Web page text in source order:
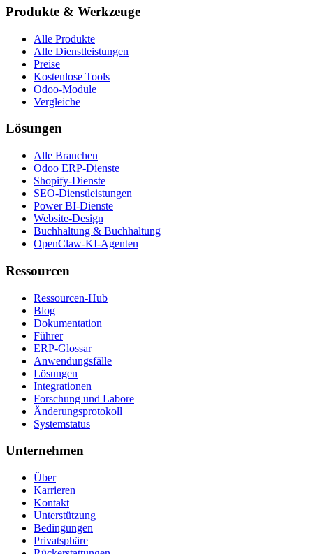
Produkte & Werkzeuge
Alle Produkte
Alle Dienstleistungen
Preise
Kostenlose Tools
Odoo-Module
Vergleiche
Lösungen
Alle Branchen
Odoo ERP-Dienste
Shopify-Dienste
SEO-Dienstleistungen
Power BI-Dienste
Website-Design
Buchhaltung & Buchhaltung
OpenClaw-KI-Agenten
Ressourcen
Ressourcen-Hub
Blog
Dokumentation
Führer
ERP-Glossar
Anwendungsfälle
Lösungen
Integrationen
Forschung und Labore
Änderungsprotokoll
Systemstatus
Unternehmen
Über
Karrieren
Kontakt
Unterstützung
Bedingungen
Privatsphäre